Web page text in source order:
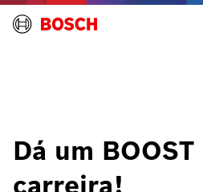
Dá um
carreira!